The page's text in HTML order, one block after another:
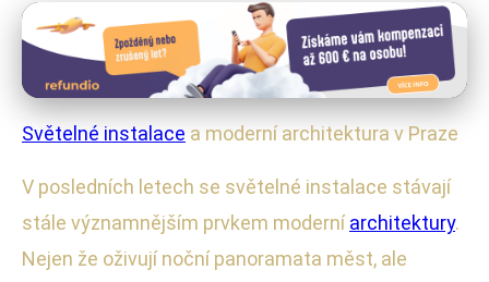
Světelné Instalace a Architektura
Světelné Instalace: Jak Proměňují
Noční Prahu a Architekturu
Světelné instalace a moderní architektura v Praze
V posledních letech se světelné instalace stávají
stále významnějším prvkem moderníarchitektury.
Nejen že oživují noční panoramata měst, ale